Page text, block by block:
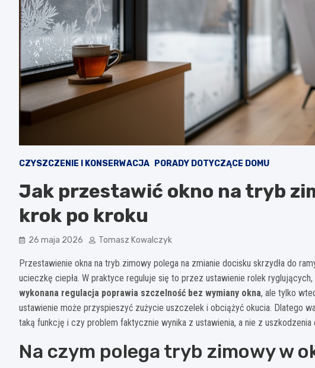
CZYSZCZENIE I KONSERWACJA PORADY DOTYCZĄCE DOMU
Jak przestawić okno na tryb
krok po kroku
26 maja 2026 Tomasz Kowalczyk
Przestawienie okna na tryb zimowy polega na zmianie docisku skrzydła do
ucieczkę ciepła. W praktyce reguluje się to przez ustawienie rolek
wykonana regulacja poprawia szczelność bez wymiany okna, ale tylko
ustawienie może przyspieszyć zużycie uszczelek i obciążyć okucia. Dlatego
taką funkcję i czy problem faktycznie wynika z ustawienia, a nie z uszkodzenia
Na czym polega tryb zimowy w